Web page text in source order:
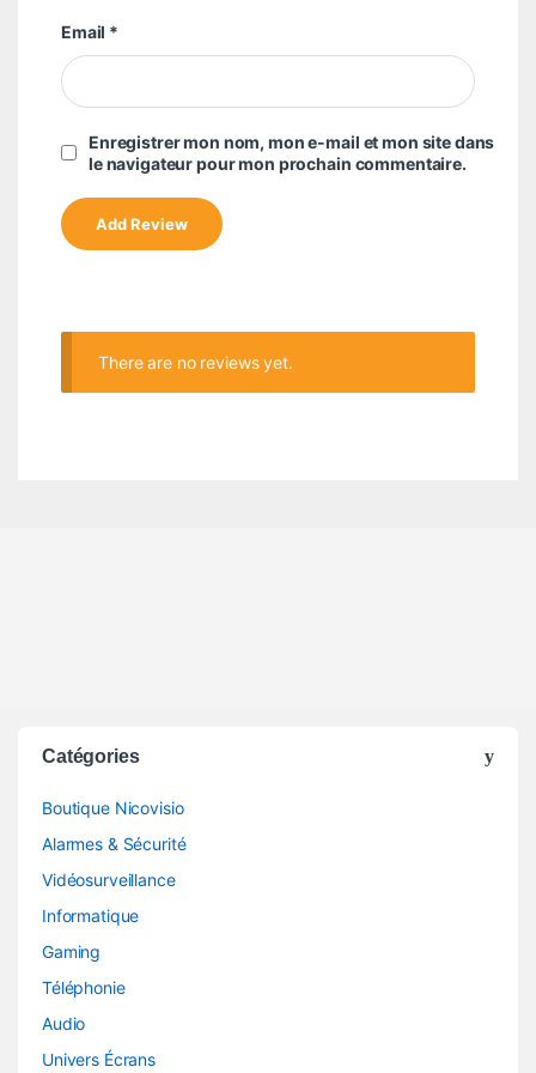
Email *
Enregistrer mon nom, mon e-mail et mon site dans
le navigateur pour mon prochain commentaire.
There are no reviews yet.
Catégories
Boutique Nicovisio
Alarmes & Sécurité
Vidéosurveillance
Informatique
Gaming
Téléphonie
Audio
Univers Écrans